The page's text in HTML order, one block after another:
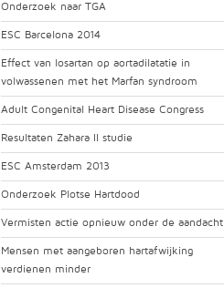
Onderzoek naar TGA
ESC Barcelona 2014
Effect van losartan op aortadilatatie in
volwassenen met het Marfan syndroom
Adult Congenital Heart Disease Congress
Resultaten Zahara II studie
ESC Amsterdam 2013
Onderzoek Plotse Hartdood
Vermisten actie opnieuw onder de aandacht
Mensen met aangeboren hartafwijking
verdienen minder